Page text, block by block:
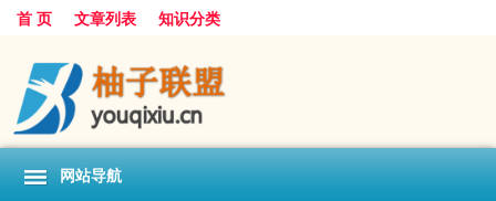
首 页 文章列表 知识分类
网站导航